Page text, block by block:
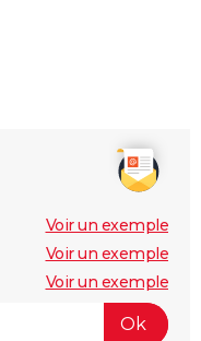
Voir un exemple
Voir un exemple
Voir un exemple